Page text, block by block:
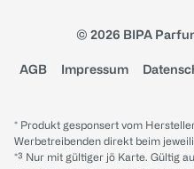
© 2026 BIPA
AGB Impressum
* Produkt gesponsert vom
Werbetreibenden direkt beim
*³ Nur mit gültiger jö Karte. Gültig